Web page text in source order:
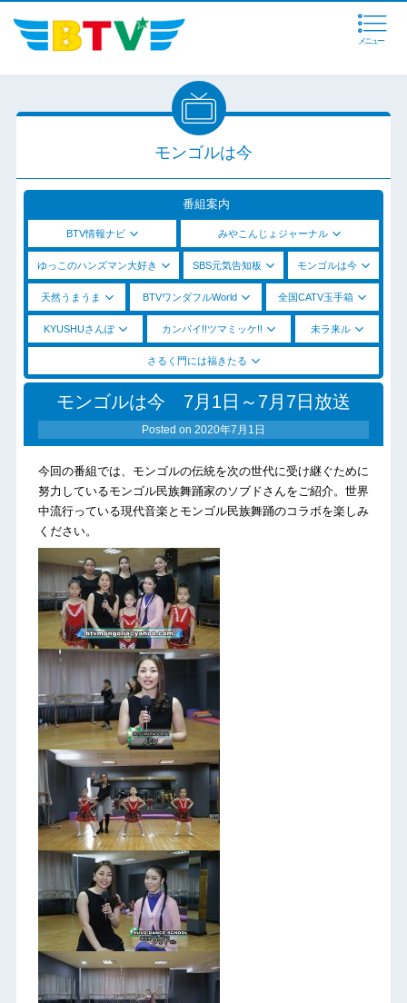
メニュー
モンゴルは今
番組案内
BTV情報ナビ みやこんじょジャーナル
ゆっこのハンズマン大好き SBS元気告知板 モンゴルは今
天然うまうま BTVワンダフルWorld 全国CATV玉手箱
KYUSHUさんぽ カンパイ!!ツマミッケ!! 未ラ来ル
さるく門には福きたる
モンゴルは今 7月1日～7月7日放送
Posted on 2020年7月1日
今回の番組では、モンゴルの伝統を次の世代に受け継ぐために
努力しているモンゴル民族舞踊家のソブドさんをご紹介。世界
中流行っている現代音楽とモンゴル民族舞踊のコラボを楽しみ
ください。